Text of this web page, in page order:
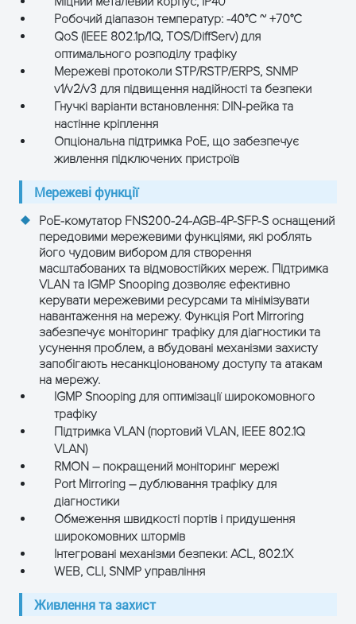
Робочий діапазон температур: -40°C ~ +70°C
QoS (IEEE 802.1p/1Q, TOS/DiffServ) для
оптимального розподілу трафіку
Мережеві протоколи STP/RSTP/ERPS, SNMP
v1/v2/v3 для підвищення надійності та безпеки
Гнучкі варіанти встановлення: DIN-рейка та
настінне кріплення
Опціональна підтримка PoE, що забезпечує
живлення підключених пристроїв
Мережеві функції
PoE-комутатор FNS200-24-AGB-4P-SFP-S оснащений
передовими мережевими функціями, які роблять
його чудовим вибором для створення
масштабованих та відмовостійких мереж. Підтримка
VLAN та IGMP Snooping дозволяє ефективно
керувати мережевими ресурсами та мінімізувати
навантаження на мережу. Функція Port Mirroring
забезпечує моніторинг трафіку для діагностики та
усунення проблем, а вбудовані механізми захисту
запобігають несанкціонованому доступу та атакам
на мережу.
IGMP Snooping для оптимізації широкомовного
трафіку
Підтримка VLAN (портовий VLAN, IEEE 802.1Q
VLAN)
RMON – покращений моніторинг мережі
Port Mirroring – дублювання трафіку для
діагностики
Обмеження швидкості портів і придушення
широкомовних штормів
Інтегровані механізми безпеки: ACL, 802.1X
WEB, CLI, SNMP управління
Живлення та захист
ЗАЛИШТЕ ЗАЯВКУ
і отримайте консультацію
ОТРИМАТИ КОНСУЛЬТАЦІЮ